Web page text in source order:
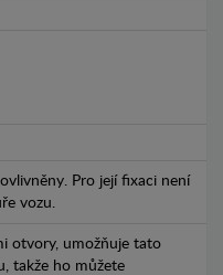
Pro její fixaci není
vozu.
otvory, umožňuje tato
takže ho můžete